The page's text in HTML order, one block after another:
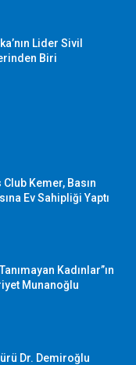
Lider Sivil
Biri
Kemer, Basın
Ev Sahipliği Yaptı
Kadınlar”ın
Munanoğlu
Dr. Demiroğlu